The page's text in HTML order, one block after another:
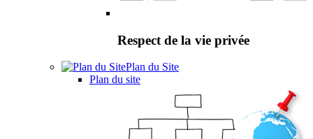
Respect de la vie privée
Plan du Site
Plan du site